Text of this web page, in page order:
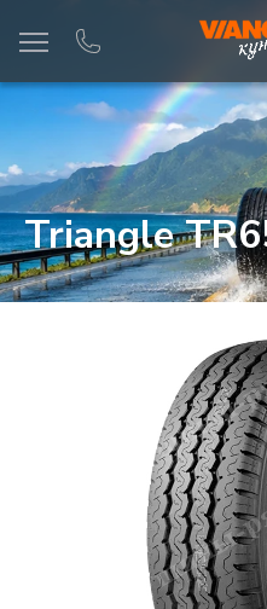
Triangle
Информация Фото